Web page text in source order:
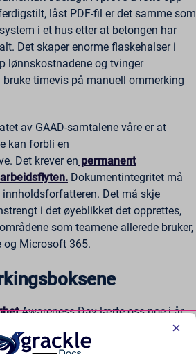
låst PDF-fil er det samme som
i et hus etter at betongen har
Det skaper enorme flaskehalser i
lønnskostnadene og tvinger
timevis på manuell ommerking
av GAAD-samtalene våre er at
kan forbli en
Det krever en permanent
Dokumentintegritet må
Det må skje
i det øyeblikket det opprettes,
som teamene allerede bruker,
og Microsoft 365.
Awareness Day lærte oss noe i år,
er en menneskesentrert
problem med
×